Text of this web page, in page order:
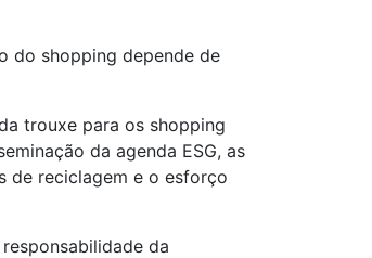
do shopping depende de
trouxe para os shopping
da agenda ESG, as
de reciclagem e o esforço
da